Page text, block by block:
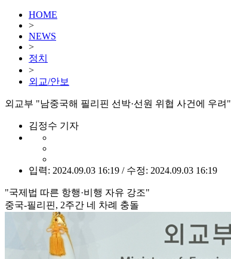
HOME
>
NEWS
>
정치
>
외교/안보
외교부 "남중국해 필리핀 선박·선원 위협 사건에 우려"
김정수 기자
입력: 2024.09.03 16:19 / 수정: 2024.09.03 16:19
"국제법 따른 항행·비행 자유 강조"
중국-필리핀, 2주간 네 차례 충돌